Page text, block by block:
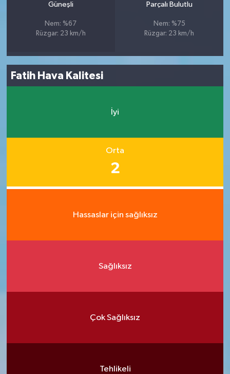
Güneşli
Nem: %67
Rüzgar: 23 km/h
Parçalı Bulutlu
Nem: %75
Rüzgar: 23 km/h
Fatih Hava Kalitesi
İyi
Orta
2
Hassaslar için sağlıksız
Sağlıksız
Çok Sağlıksız
Tehlikeli